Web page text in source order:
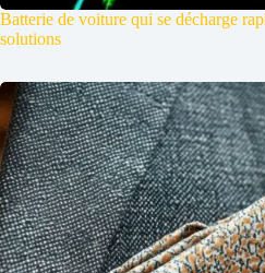
Batterie de voiture qui se décharge
solutions